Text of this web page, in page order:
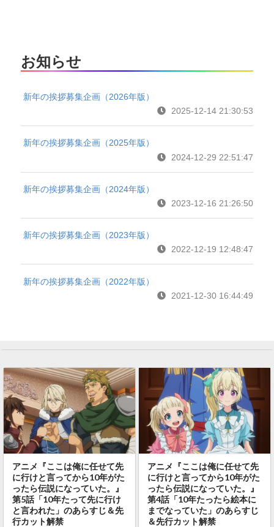
お知らせ
新年の挨拶募集企画（2026年版）
2025-12-14 21:30:53
新年の挨拶募集企画（2025年版）
2024-12-29 22:51:47
新年の挨拶募集企画（2024年版）
2023-12-16 21:26:50
新年の挨拶募集企画（2023年版）
2022-12-19 12:48:47
新年の挨拶募集企画（2022年版）
2021-12-30 16:44:49
アニメ『ここは俺に任せて先
に行けと言ってから10年がた
ったら伝説になっていた。』
第5話「10年たって先に行け
と言われた」のあらすじ＆先
行カット解禁
アニメ『ここは俺に任せて先
に行けと言ってから10年がた
ったら伝説になっていた。』
第4話「10年たったら絵本に
までなっていた」のあらすじ
＆先行カット解禁